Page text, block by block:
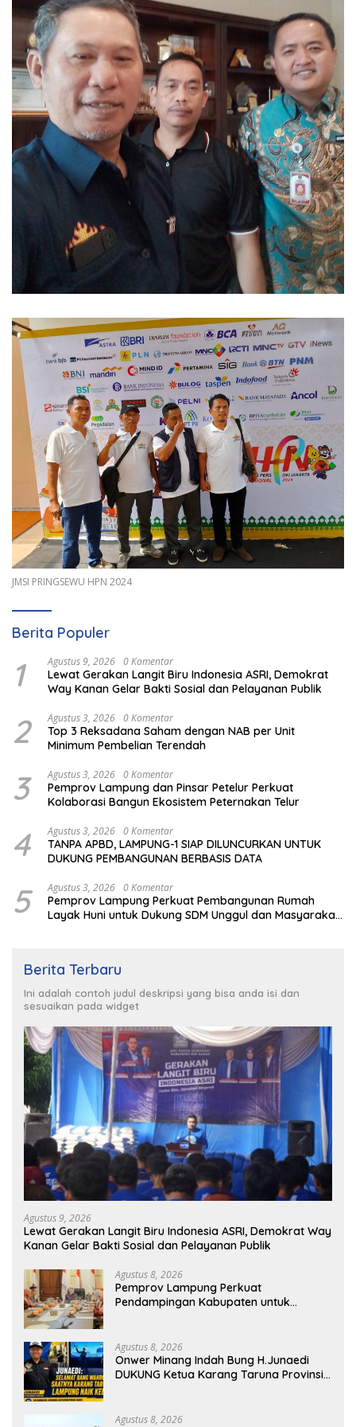
JMSI PRINGSEWU HPN 2024
Berita Populer
1 Agustus 9, 2026 0 Komentar
Lewat Gerakan Langit Biru Indonesia ASRI, Demokrat
Way Kanan Gelar Bakti Sosial dan Pelayanan Publik
2 Agustus 3, 2026 0 Komentar
Top 3 Reksadana Saham dengan NAB per Unit
Minimum Pembelian Terendah
3 Agustus 3, 2026 0 Komentar
Pemprov Lampung dan Pinsar Petelur Perkuat
Kolaborasi Bangun Ekosistem Peternakan Telur
4 Agustus 3, 2026 0 Komentar
TANPA APBD, LAMPUNG-1 SIAP DILUNCURKAN UNTUK
DUKUNG PEMBANGUNAN BERBASIS DATA
5 Agustus 3, 2026 0 Komentar
Pemprov Lampung Perkuat Pembangunan Rumah
Layak Huni untuk Dukung SDM Unggul dan Masyarakat
Berita Terbaru
Ini adalah contoh judul deskripsi yang bisa anda isi dan
sesuaikan pada widget
Agustus 9, 2026
Lewat Gerakan Langit Biru Indonesia ASRI, Demokrat Way
Kanan Gelar Bakti Sosial dan Pelayanan Publik
Agustus 8, 2026
Pemprov Lampung Perkuat
Pendampingan Kabupaten untuk
Agustus 8, 2026
Onwer Minang Indah Bung H.Junaedi
DUKUNG Ketua Karang Taruna Provinsi
Agustus 8, 2026